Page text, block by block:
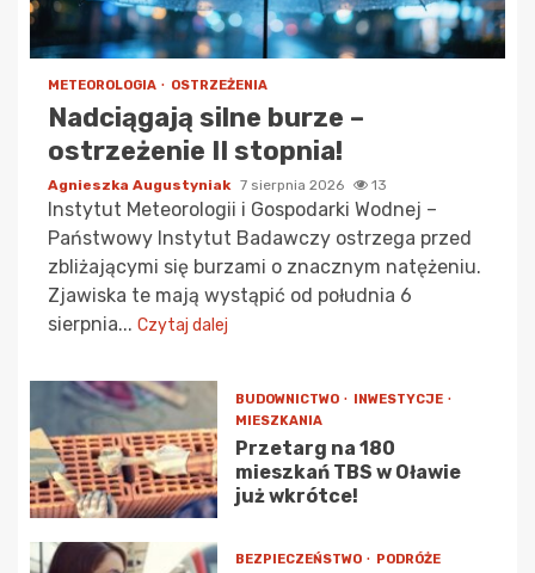
METEOROLOGIA OSTRZEŻENIA
Nadciągają silne burze –
ostrzeżenie II stopnia!
Agnieszka Augustyniak 7 sierpnia 2026 13
Instytut Meteorologii i Gospodarki Wodnej –
Państwowy Instytut Badawczy ostrzega przed
zbliżającymi się burzami o znacznym natężeniu.
Zjawiska te mają wystąpić od południa 6
sierpnia... Czytaj dalej
BUDOWNICTWO
INWESTYCJE
MIESZKANIA
Przetarg na 180
mieszkań TBS w Oławie
już wkrótce!
BEZPIECZEŃSTWO PODRÓŻE